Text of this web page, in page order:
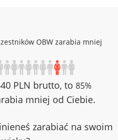
OBW zarabia mniej
PLN brutto, to 85%
mniej od Ciebie.
zarabiać na swoim